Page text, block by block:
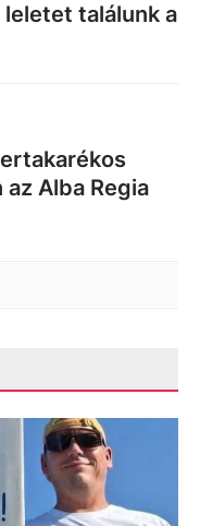
találunk a
Alba Regia